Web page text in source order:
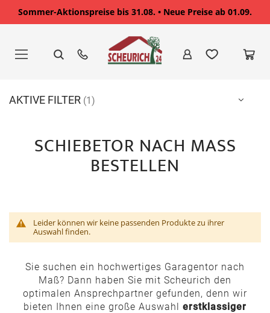
Sommer-Aktionspreise bis 31.08. • Neue Preise ab 01.09.
springen
SCHIEBETOR NACH MASS B
ESTELLEN
Leider können wir keine passenden Produkte zu ihrer
Auswahl finden.
AKTIVE FILTER
Sie suchen ein hochwertiges Garagentor nach
Maß? Dann haben Sie mit Scheurich den
optimalen Ansprechpartner gefunden, denn wir
bieten Ihnen eine große Auswahl erstklassiger